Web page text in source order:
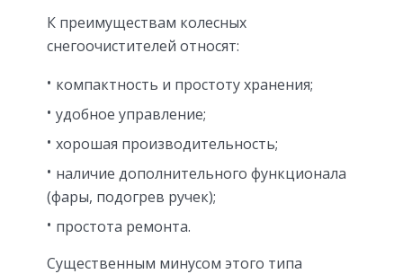
К преимуществам колесных
снегоочистителей относят:
компактность и простоту хранения;
удобное управление;
хорошая производительность;
наличие дополнительного функционала
(фары, подогрев ручек);
простота ремонта.
Существенным минусом этого типа